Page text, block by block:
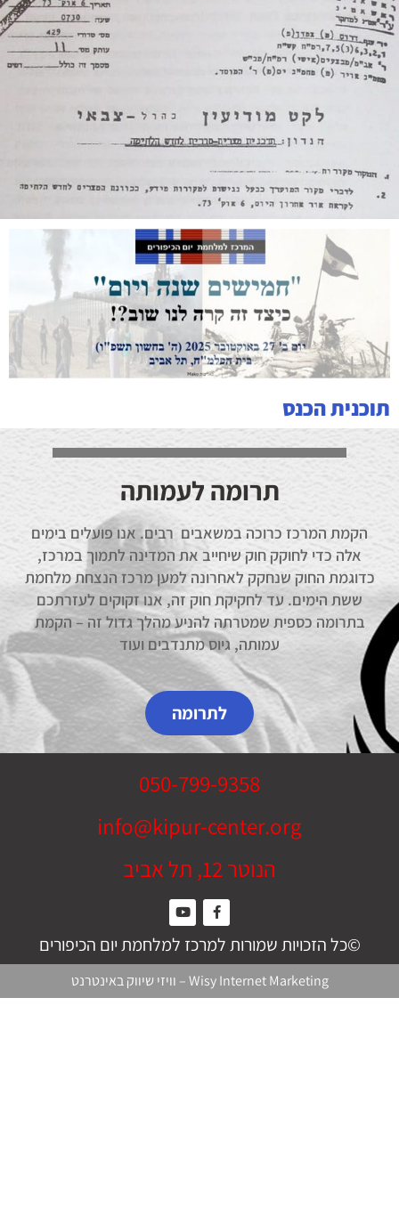
תוכנית הכנס
תרומה לעמותה
הקמת המרכז כרוכה במשאבים רבים. אנו פועלים בימים
אלה כדי לחוקק חוק שיחייב את המדינה לתמוך במרכז,
כדוגמת החוק שנחקק לאחרונה למען מרכז הנצחת מלחמת
ששת הימים. עד לחקיקת חוק זה, אנו זקוקים לעזרתכם
בתרומה כספית שמטרתה להניע מהלך גדול זה – הקמת
עמותה, גיוס מתנדבים ועוד
לתרומה
050-799-9358
info@kipur-center.org
הנוטר 12, תל אביב
©כל הזכויות שמורות למרכז למלחמת יום הכיפורים
Wisy Internet Marketing
– וויזי שיווק באינטרנט